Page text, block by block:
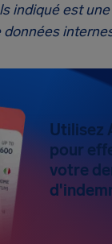
indiqué est
données
Utilisez
pour
votre